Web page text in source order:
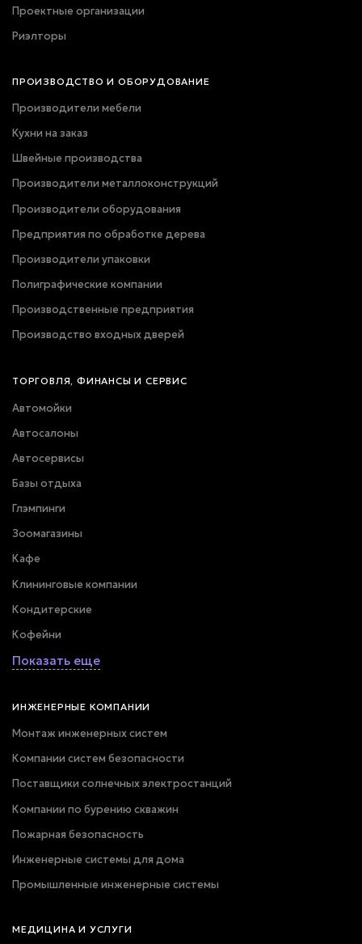
Проектные организации
Риэлторы
ПРОИЗВОДСТВО И ОБОРУДОВАНИЕ
Производители мебели
Кухни на заказ
Швейные производства
Производители металлоконструкций
Производители оборудования
Предприятия по обработке дерева
Производители упаковки
Полиграфические компании
Производственные предприятия
Производство входных дверей
ТОРГОВЛЯ, ФИНАНСЫ И СЕРВИС
Автомойки
Автосалоны
Автосервисы
Базы отдыха
Глэмпинги
Зоомагазины
Кафе
Клининговые компании
Кондитерские
Кофейни
Показать еще
ИНЖЕНЕРНЫЕ КОМПАНИИ
Монтаж инженерных систем
Компании систем безопасности
Поставщики солнечных электростанций
Компании по бурению скважин
Пожарная безопасность
Инженерные системы для дома
Промышленные инженерные системы
МЕДИЦИНА И УСЛУГИ